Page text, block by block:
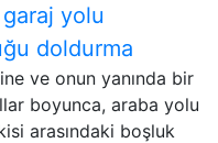
yolu
doldurma
ve onun yanında bir
boyunca, araba yolu
arasındaki boşluk